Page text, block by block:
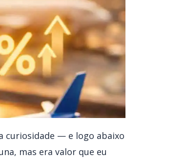
curiosidade — e logo abaixo
mas era valor que eu